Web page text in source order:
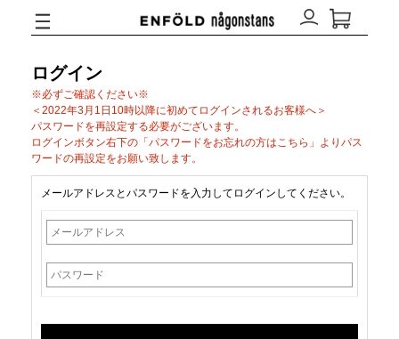
ログイン
※必ずご確認ください※
＜2022年3月1日10時以降に初めてログインされるお客様へ＞
パスワードを再設定する必要がございます。
ログインボタン右下の「パスワードをお忘れの方はこちら」よりパス
ワードの再設定をお願い致します。
メールアドレスとパスワードを入力してログインしてください。